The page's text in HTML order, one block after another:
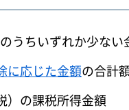
うちいずれか少ない
に応じた金額の合計
）の課税所得金額